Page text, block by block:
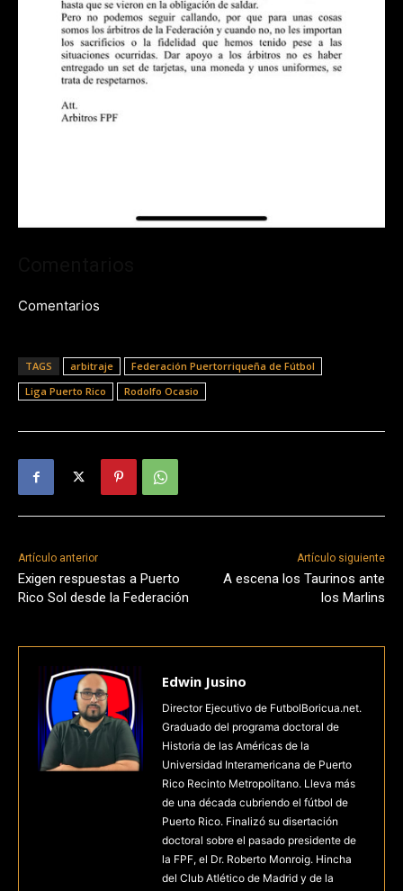
Comentarios
TAGS arbitraje
Federación Puertorriqueña de Fútbol
Liga Puerto Rico
Rodolfo Ocasio
Artículo anterior
Exigen respuestas a Puerto
Rico Sol desde la Federación
Artículo siguiente
A escena los Taurinos ante
los Marlins
Edwin Jusino
Director Ejecutivo de FutbolBoricua.net.
Graduado del programa doctoral de
Historia de las Américas de la
Universidad Interamericana de Puerto
Rico Recinto Metropolitano. Lleva más
de una década cubriendo el fútbol de
Puerto Rico. Finalizó su disertación
doctoral sobre el pasado presidente de
la FPF, el Dr. Roberto Monroig. Hincha
del Club Atlético de Madrid y de la